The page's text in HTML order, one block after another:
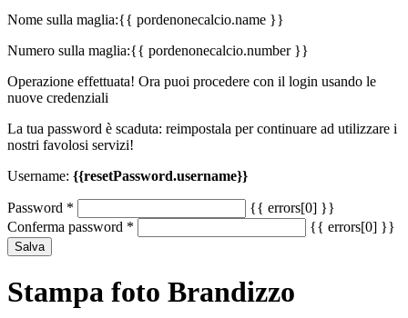
Nome sulla maglia:{{ pordenonecalcio.name }}
Numero sulla maglia:{{ pordenonecalcio.number }}
Operazione effettuata! Ora puoi procedere con il login usando le
nuove credenziali
La tua password è scaduta: reimpostala per continuare ad utilizzare i
nostri favolosi servizi!
Username: {{resetPassword.username}}
Password *
{{ errors[0] }}
Conferma password * {{ errors[0] }}
Salva
Stampa foto Brandizzo